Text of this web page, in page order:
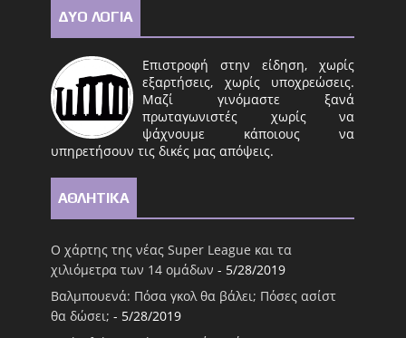
ΔΥΟ ΛΟΓΙΑ
Επιστροφή στην είδηση, χωρίς
εξαρτήσεις, χωρίς υποχρεώσεις.
Μαζί γινόμαστε ξανά
πρωταγωνιστές χωρίς να
ψάχνουμε κάποιους να
υπηρετήσουν τις δικές μας απόψεις.
ΑΘΛΗΤΙΚΑ
Ο χάρτης της νέας Super League και τα
χιλιόμετρα των 14 ομάδων - 5/28/2019
Βαλμπουενά: Πόσα γκολ θα βάλει; Πόσες ασίστ
θα δώσει; - 5/28/2019